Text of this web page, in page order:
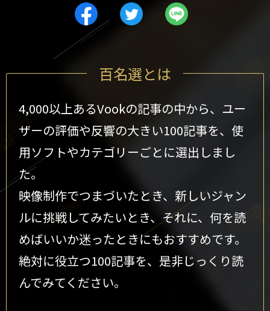
百名選とは
4,000以上あるVookの記事の中から、ユー
ザーの評価や反響の大きい100記事を、 使
用ソフトやカテゴリーごとに選出しまし
た。
映像制作でつまづいたとき、新しいジャン
ルに挑戦してみたいとき、 それに、何を読
めばいいか迷ったときにもおすすめです。
絶対に役立つ100記事を、是非じっくり読
んでみてください。